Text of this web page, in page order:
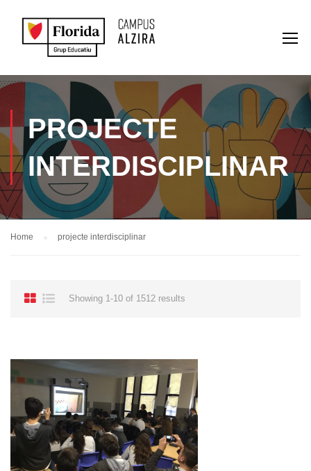
PROJECTE
INTERDISCIPLINAR
Home projecte interdisciplinar
Showing 1-10 of 1512 results